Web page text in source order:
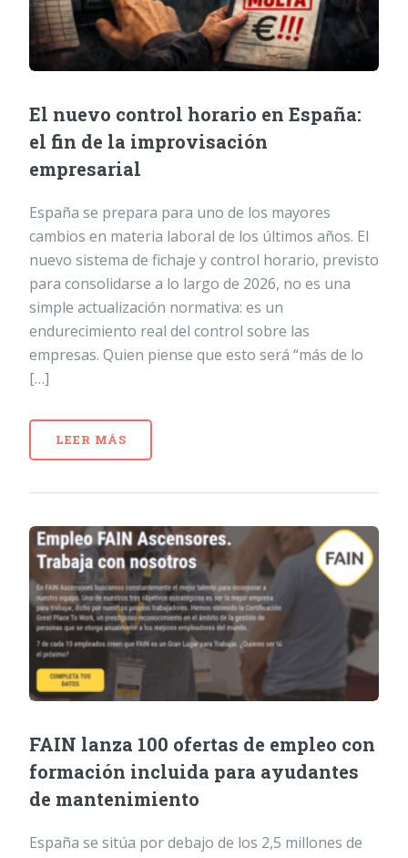
El nuevo control horario en España:
el fin de la improvisación
empresarial
España se prepara para uno de los mayores
cambios en materia laboral de los últimos años. El
nuevo sistema de fichaje y control horario, previsto
para consolidarse a lo largo de 2026, no es una
simple actualización normativa: es un
endurecimiento real del control sobre las
empresas. Quien piense que esto será “más de lo
[…]
LEER MÁS
FAIN lanza 100 ofertas de empleo con
formación incluida para ayudantes
de mantenimiento
España se sitúa por debajo de los 2,5 millones de